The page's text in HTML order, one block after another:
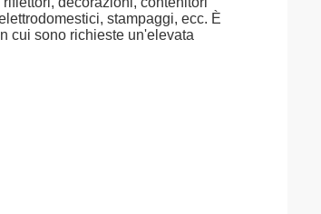
stampaggi, ecc. È
cui sono richieste un'elevata